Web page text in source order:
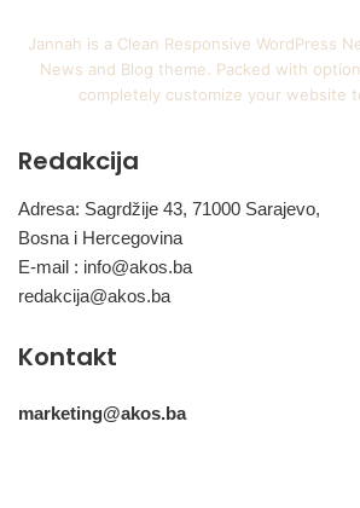
Jannah is a Clean Responsive WordPress
News and Blog theme. Packed with
completely customize your website
Redakcija
Adresa: Sagrdžije 43, 71000 Sarajevo,
Bosna i Hercegovina
E-mail : info@akos.ba
redakcija@akos.ba
Kontakt
marketing@akos.ba